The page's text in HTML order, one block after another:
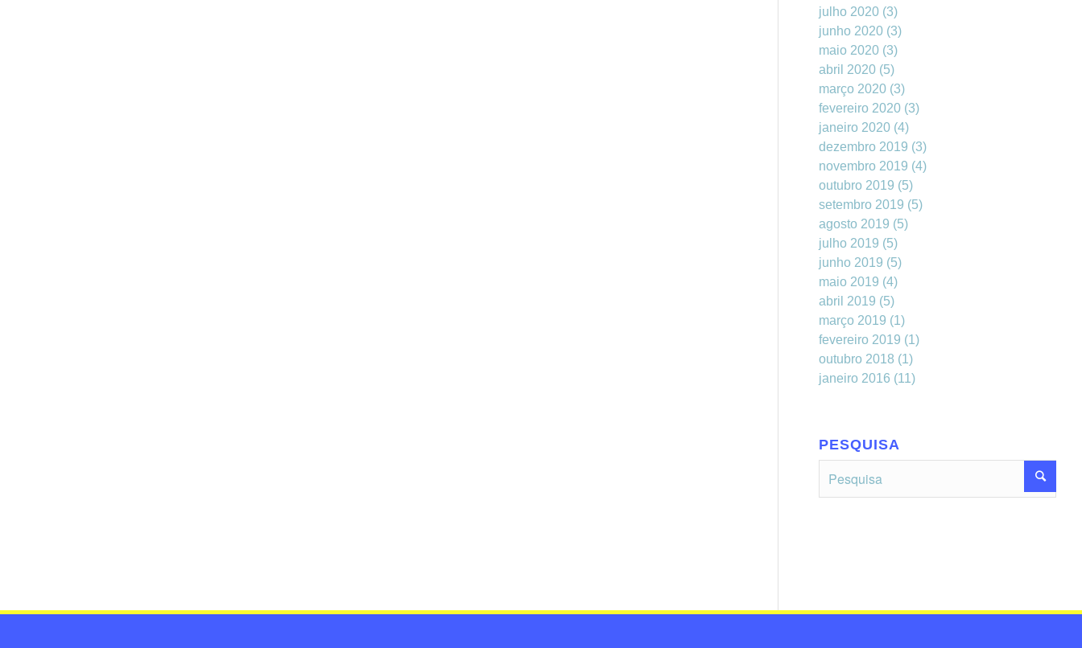
julho 2020 (3)
junho 2020 (3)
maio 2020 (3)
abril 2020 (5)
março 2020 (3)
fevereiro 2020 (3)
janeiro 2020 (4)
dezembro 2019 (3)
novembro 2019 (4)
outubro 2019 (5)
setembro 2019 (5)
agosto 2019 (5)
julho 2019 (5)
junho 2019 (5)
maio 2019 (4)
abril 2019 (5)
março 2019 (1)
fevereiro 2019 (1)
outubro 2018 (1)
janeiro 2016 (11)
PESQUISA